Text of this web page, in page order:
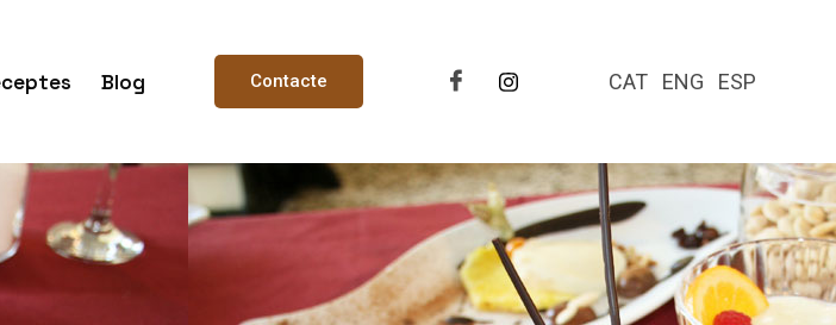
Blog Contacte CAT ENG ESP